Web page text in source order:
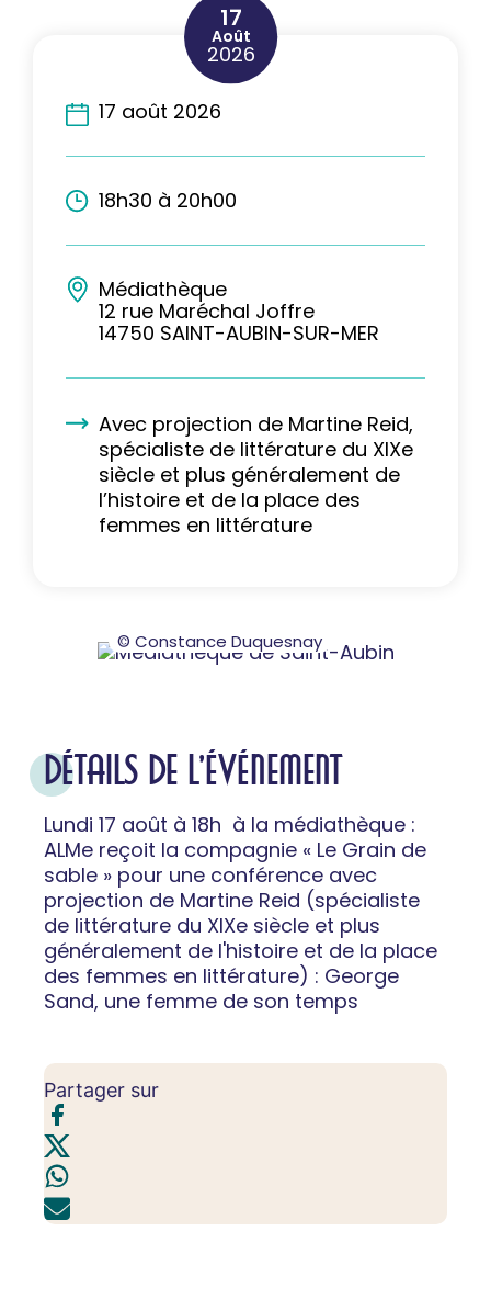
© Constance Duquesnay
17
Août
2026
17 août 2026
18h30 à 20h00
Médiathèque
12 rue Maréchal Joffre
14750 SAINT-AUBIN-SUR-MER
Avec projection de Martine Reid,
spécialiste de littérature du XIXe
siècle et plus généralement de
l’histoire et de la place des
femmes en littérature
DÉTAILS DE L'ÉVÉNEMENT
Lundi 17 août à 18h à la médiathèque :
ALMe reçoit la compagnie « Le Grain de
sable » pour une conférence avec
projection de Martine Reid (spécialiste
de littérature du XIXe siècle et plus
généralement de l'histoire et de la place
des femmes en littérature) : George
Sand, une femme de son temps
Partager sur